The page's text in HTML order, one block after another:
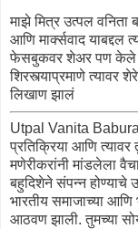
माझे मित्र उत्पल वनिता
आणि मार्क्सवाद
फेसबुकवर शेअर पण केले
शिरस्त्याप्रमाणे त्यावर
लिखाण झालं
Utpal Vanita
प्रतिक्रिया आणि
मणेरीकरांनी मांडलेला
बहुदिशेने संपन्न होण्याचे
भारतीय समाजाच्या आणि
आठवण झाली. तुमच्या